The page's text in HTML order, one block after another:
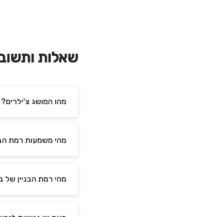
שאלות
מהו המושג צ'ילרים?
מהי משמעות רמת
מהי רמת הבניין של